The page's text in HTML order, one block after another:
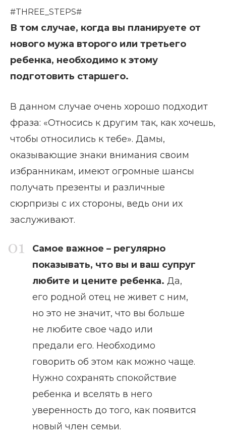
#THREE_STEPS#
В том случае, когда вы планируете от
нового мужа второго или третьего
ребенка, необходимо к этому
подготовить старшего.
В данном случае очень хорошо подходит
фраза: «Относись к другим так, как хочешь,
чтобы относились к тебе». Дамы,
оказывающие знаки внимания своим
избранникам, имеют огромные шансы
получать презенты и различные
сюрпризы с их стороны, ведь они их
заслуживают.
Самое важное – регулярно
показывать, что вы и ваш супруг
любите и цените ребенка. Да,
его родной отец не живет с ним,
но это не значит, что вы больше
не любите свое чадо или
предали его. Необходимо
говорить об этом как можно чаще.
Нужно сохранять спокойствие
ребенка и вселять в него
уверенность до того, как появится
новый член семьи.